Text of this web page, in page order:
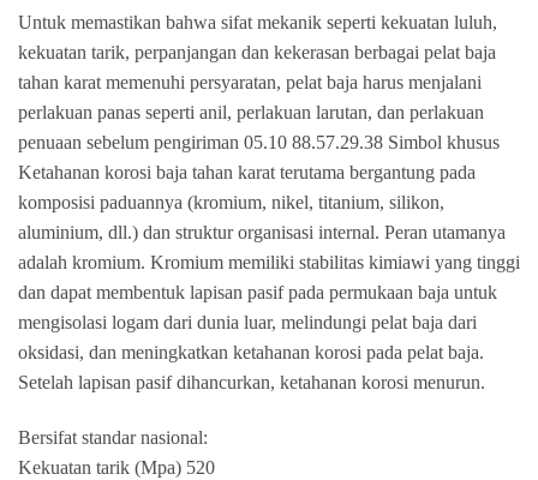
Untuk memastikan bahwa sifat mekanik seperti kekuatan luluh,
kekuatan tarik, perpanjangan dan kekerasan berbagai pelat baja
tahan karat memenuhi persyaratan, pelat baja harus menjalani
perlakuan panas seperti anil, perlakuan larutan, dan perlakuan
penuaan sebelum pengiriman 05.10 88.57.29.38 Simbol khusus
Ketahanan korosi baja tahan karat terutama bergantung pada
komposisi paduannya (kromium, nikel, titanium, silikon,
aluminium, dll.) dan struktur organisasi internal. Peran utamanya
adalah kromium. Kromium memiliki stabilitas kimiawi yang tinggi
dan dapat membentuk lapisan pasif pada permukaan baja untuk
mengisolasi logam dari dunia luar, melindungi pelat baja dari
oksidasi, dan meningkatkan ketahanan korosi pada pelat baja.
Setelah lapisan pasif dihancurkan, ketahanan korosi menurun.
Bersifat standar nasional:
Kekuatan tarik (Mpa) 520